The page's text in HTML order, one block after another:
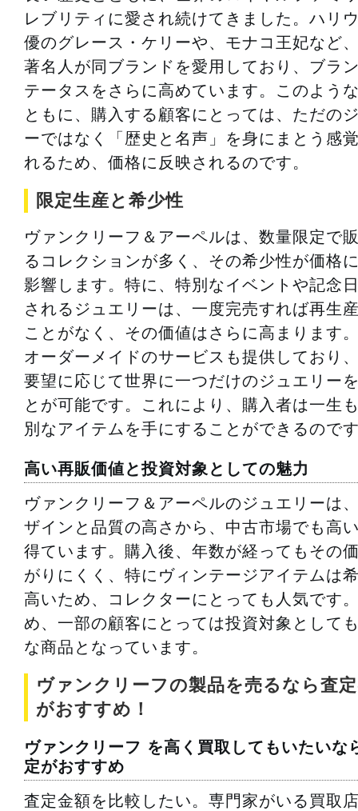
レブリティに愛され続けてきました。ハリ
優のグレース・ケリーや、モナコ王妃など
著名人が同ブランドを愛用しており、ブラ
テータスをさらに高めています。このよう
ともに、購入する顧客にとっては、ただの
ーではなく「歴史と名声」を身にまとう感
れるため、価格に反映されるのです。
限定生産と希少性
ヴァンクリーフ＆アーペルは、数量限定で
るコレクションが多く、その希少性が価格
影響します。特に、特別なイベントや記念
されるジュエリーは、一度完売すれば再生
ことがなく、その価値はさらに高まります
オーダーメイドのサービスも提供しており
要望に応じて世界に一つだけのジュエリー
とが可能です。これにより、購入者は一生
別なアイテムを手にすることができるので
高い再販価値と投資対象としての魅力
ヴァンクリーフ＆アーペルのジュエリーは
ザインと品質の高さから、中古市場でも高
得ています。購入後、年数が経ってもその
がりにくく、特にヴィンテージアイテムは
高いため、コレクターにとっても人気です
め、一部の顧客にとっては投資対象として
な商品となっています。
ヴァンクリーフの製品を売るなら査
がおすすめ！
ヴァンクリーフ を高く買取してもいたいな
定がおすすめ
査定金額を比較したい。専門家がいる買取